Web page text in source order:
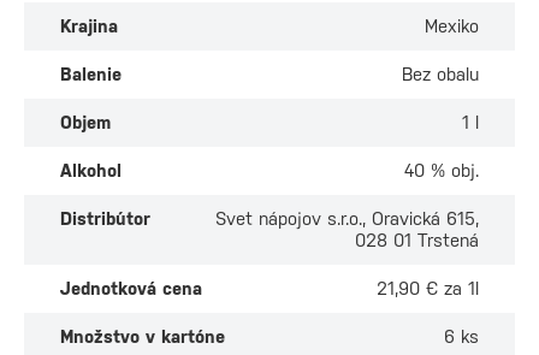
Krajina Mexiko
Balenie Bez obalu
Objem 1 l
Alkohol 40 % obj.
Distribútor
Svet nápojov s.r.o., Oravická 615,
028 01 Trstená
Jednotková cena 21,90 € za 1l
Množstvo v kartóne 6 ks